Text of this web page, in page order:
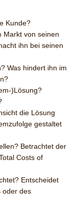
Kunde?
Markt von seinen
ihn bei seinen
Was hindert ihn im
)Lösung?
die Lösung
gestaltet
Betrachtet der
Costs of
Entscheidet
oder des